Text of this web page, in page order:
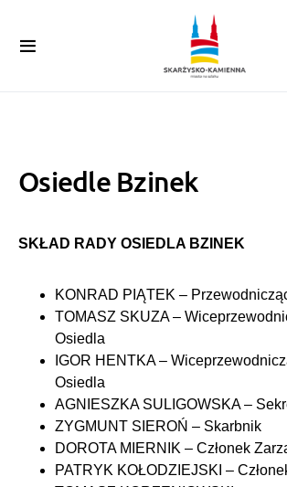
Osiedle Bzinek
SKŁAD RADY OSIEDLA BZINEK
KONRAD PIĄTEK –
TOMASZ SKUZA –
Osiedla
IGOR HENTKA –
Osiedla
AGNIESZKA SULIGOWSKA –
ZYGMUNT SIEROŃ – Skarbnik
DOROTA MIERNIK – Członek
PATRYK KOŁODZIEJSKI –